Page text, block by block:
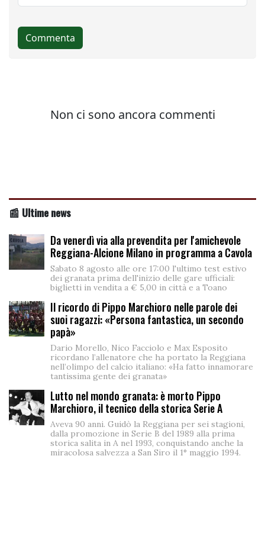
📰 Ultime news
Da venerdì via alla prevendita per l'amichevole
Reggiana-Alcione Milano in programma a Cavola
Sabato 8 agosto alle ore 17:00 l'ultimo test estivo
dei granata prima dell'inizio delle gare ufficiali:
biglietti in vendita a € 5,00 in città e a Toano
Il ricordo di Pippo Marchioro nelle parole dei
suoi ragazzi: «Persona fantastica, un secondo
papà»
Dario Morello, Nico Facciolo e Max Esposito
ricordano l’allenatore che ha portato la Reggiana
nell’olimpo del calcio italiano: «Ha fatto innamorare
tantissima gente dei granata»
Lutto nel mondo granata: è morto Pippo
Marchioro, il tecnico della storica Serie A
Aveva 90 anni. Guidò la Reggiana per sei stagioni,
dalla promozione in Serie B del 1989 alla prima
storica salita in A nel 1993, conquistando anche la
miracolosa salvezza a San Siro il 1° maggio 1994.